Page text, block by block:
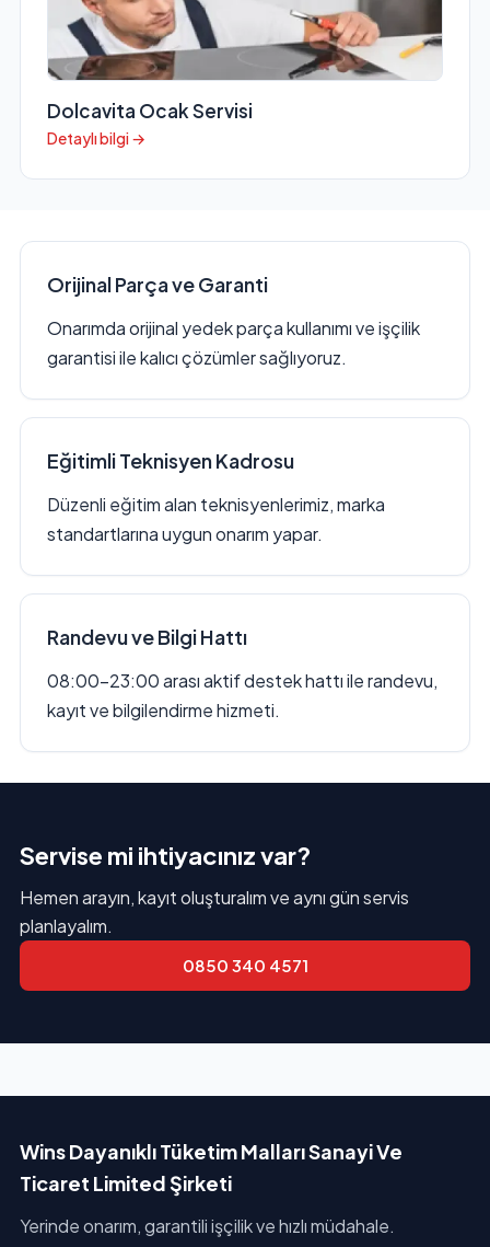
Dolcavita Ocak Servisi
Detaylı bilgi →
Orijinal Parça ve Garanti
Onarımda orijinal yedek parça kullanımı ve işçilik
garantisi ile kalıcı çözümler sağlıyoruz.
Eğitimli Teknisyen Kadrosu
Düzenli eğitim alan teknisyenlerimiz, marka
standartlarına uygun onarım yapar.
Randevu ve Bilgi Hattı
08:00–23:00 arası aktif destek hattı ile randevu,
kayıt ve bilgilendirme hizmeti.
Servise mi ihtiyacınız var?
Hemen arayın, kayıt oluşturalım ve aynı gün servis
planlayalım.
0850 340 4571
Wins Dayanıklı Tüketim Malları Sanayi Ve
Ticaret Limited Şirketi
Yerinde onarım, garantili işçilik ve hızlı müdahale.